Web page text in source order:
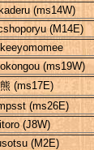
(ms14W)
(M14E)
(ms19W)
(ms17E)
(ms26E)
(J8W)
(M2E)